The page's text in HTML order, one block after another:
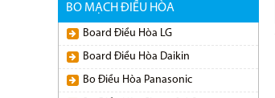
BO MẠCH ĐIỀU HÒA
Board Điều Hòa LG
Board Điều Hòa Daikin
Bo Điều Hòa Panasonic